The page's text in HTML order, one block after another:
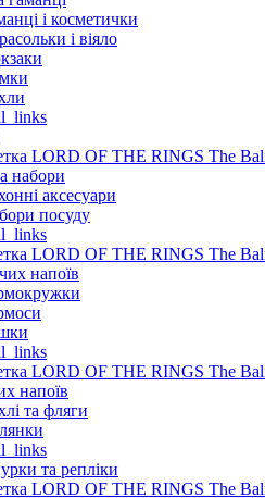
і косметички
і віяло
набори
аксесуари
посуду
напоїв
напоїв
та фляги
та репліки